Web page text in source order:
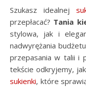
Szukasz idealnej
przepłacać? Tania
stylowa, jak i
nadwyrężania
przepasania w talii i
tekście odkryjemy,
sukienki, które